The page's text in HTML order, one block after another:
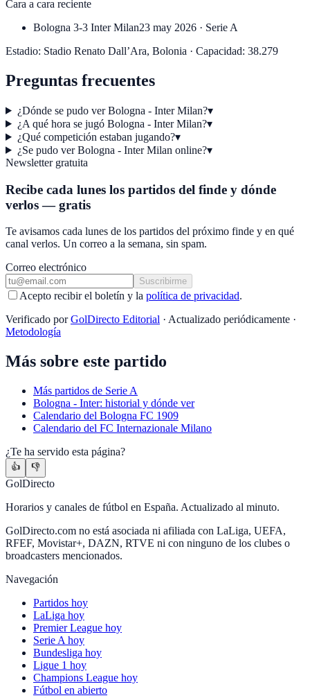
Cara a cara reciente
Bologna 3-3 Inter Milan23 may 2026 · Serie A
Estadio: Stadio Renato Dall’Ara, Bolonia · Capacidad: 38.279
Preguntas frecuentes
¿Dónde se pudo ver Bologna - Inter Milan?▾
¿A qué hora se jugó Bologna - Inter Milan?▾
¿Qué competición estaban jugando?▾
¿Se pudo ver Bologna - Inter Milan online?▾
Newsletter gratuita
Recibe cada lunes los partidos del finde y dónde
verlos — gratis
Te avisamos cada lunes de los partidos del próximo finde y en qué
canal verlos. Un correo a la semana, sin spam.
Correo electrónico
Suscribirme
Acepto recibir el boletín y la política de privacidad.
Verificado por GolDirecto Editorial · Actualizado periódicamente ·
Metodología
Más sobre este partido
Más partidos de Serie A
Bologna - Inter: historial y dónde ver
Calendario del Bologna FC 1909
Calendario del FC Internazionale Milano
¿Te ha servido esta página?
👍 👎
GolDirecto
Horarios y canales de fútbol en España. Actualizado al minuto.
GolDirecto.com no está asociada ni afiliada con LaLiga, UEFA,
RFEF, Movistar+, DAZN, RTVE ni con ninguno de los clubes o
broadcasters mencionados.
Navegación
Partidos hoy
LaLiga hoy
Premier League hoy
Serie A hoy
Bundesliga hoy
Ligue 1 hoy
Champions League hoy
Fútbol en abierto